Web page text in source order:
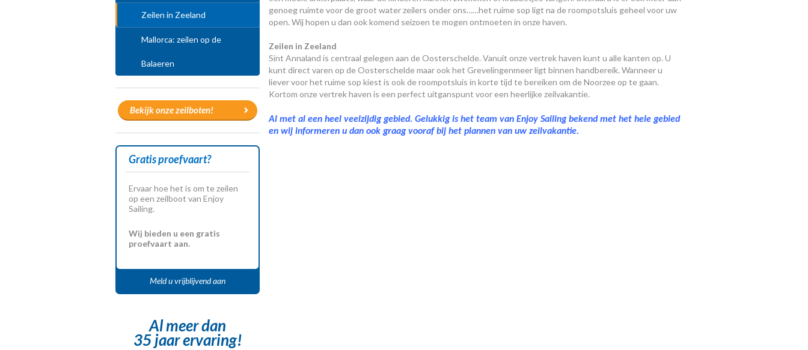
genoeg ruimte voor de groot water zeilers onder ons……het ruime sop ligt na de roompotsluis geheel voor uw
open. Wij hopen u dan ook komend seizoen te mogen ontmoeten in onze haven.
Zeilen in Zeeland
Sint Annaland is centraal gelegen aan de Oosterschelde. Vanuit onze vertrek haven kunt u alle kanten op. U
kunt direct varen op de Oosterschelde maar ook het Grevelingenmeer ligt binnen handbereik. Wanneer u
liever voor het ruime sop kiest is ook de roompotsluis in korte tijd te bereiken om de Noorzee op te gaan.
Kortom onze vertrek haven is een perfect uitganspunt voor een heerlijke zeilvakantie.
Al met al een heel veelzijdig gebied. Gelukkig is het team van Enjoy Sailing bekend met het hele gebied
en wij informeren u dan ook graag vooraf bij het plannen van uw zeilvakantie.
Zeilen in Zeeland
Mallorca: zeilen op de
Balaeren
Bekijk onze zeilboten!
Gratis proefvaart?
Ervaar hoe het is om te zeilen
op een zeilboot van Enjoy
Sailing.
Wij bieden u een gratis
proefvaart aan.
Meld u vrijblijvend aan
Al meer dan
35 jaar ervaring!